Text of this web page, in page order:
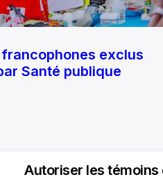
Autoriser les
exclus
Santé publique